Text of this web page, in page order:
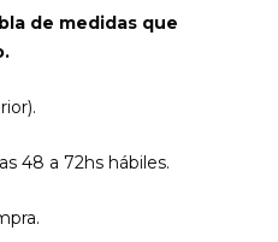
de medidas que
48 a 72hs hábiles.